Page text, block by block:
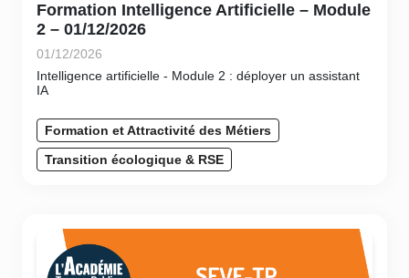
Formation Intelligence Artificielle – Module
2 – 01/12/2026
01/12/2026
Intelligence artificielle - Module 2 : déployer un assistant
IA
Formation et Attractivité des Métiers
Transition écologique & RSE